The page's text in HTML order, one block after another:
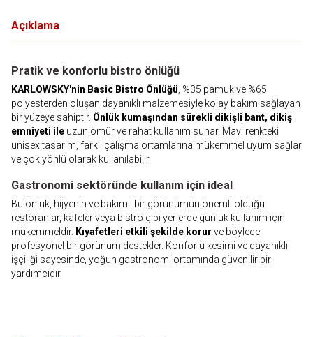
Açıklama
Pratik ve konforlu bistro önlüğü
KARLOWSKY'nin Basic Bistro Önlüğü , %35 pamuk ve %65
polyesterden oluşan dayanıklı malzemesiyle kolay bakım sağlayan
bir yüzeye sahiptir. Önlük kumaşından sürekli dikişli bant, dikiş
emniyeti ile uzun ömür ve rahat kullanım sunar. Mavi renkteki
unisex tasarım, farklı çalışma ortamlarına mükemmel uyum sağlar
ve çok yönlü olarak kullanılabilir.
Gastronomi sektöründe kullanım için ideal
Bu önlük, hijyenin ve bakımlı bir görünümün önemli olduğu
restoranlar, kafeler veya bistro gibi yerlerde günlük kullanım için
mükemmeldir. Kıyafetleri etkili şekilde korur ve böylece
profesyonel bir görünüm destekler. Konforlu kesimi ve dayanıklı
işçiliği sayesinde, yoğun gastronomi ortamında güvenilir bir
yardımcıdır.